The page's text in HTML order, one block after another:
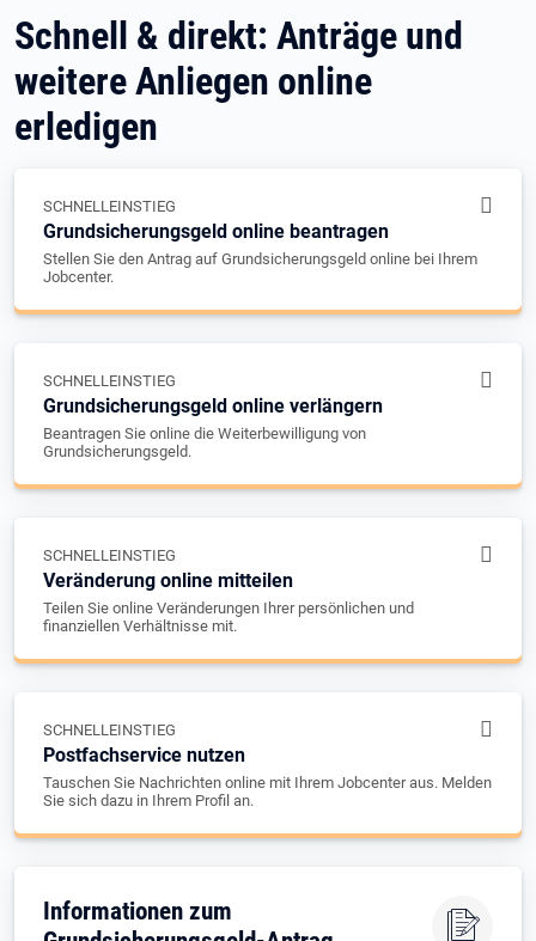
Schnell & direkt: Anträge und
weitere Anliegen online
erledigen
SCHNELLEINSTIEG
Grundsicherungsgeld online beantragen
Stellen Sie den Antrag auf Grundsicherungsgeld online bei Ihrem
Jobcenter.
SCHNELLEINSTIEG
Grundsicherungsgeld online verlängern
Beantragen Sie online die Weiterbewilligung von
Grundsicherungsgeld.
SCHNELLEINSTIEG
Veränderung online mitteilen
Teilen Sie online Veränderungen Ihrer persönlichen und
finanziellen Verhältnisse mit.
SCHNELLEINSTIEG
Postfachservice nutzen
Tauschen Sie Nachrichten online mit Ihrem Jobcenter aus. Melden
Sie sich dazu in Ihrem Profil an.
Informationen zum